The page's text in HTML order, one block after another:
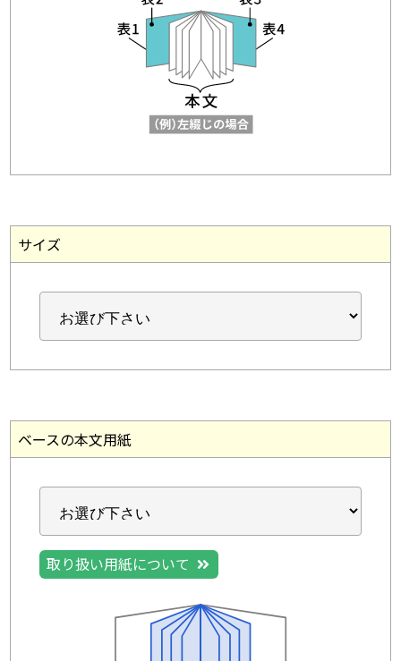
サイズ
ベースの本文用紙
取り扱い用紙について